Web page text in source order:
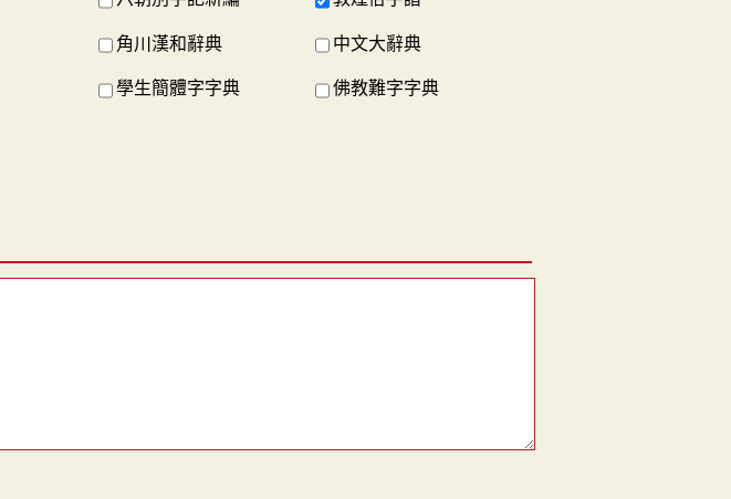
角川漢和辭典 中文大辭典
學生簡體字字典 佛教難字字典